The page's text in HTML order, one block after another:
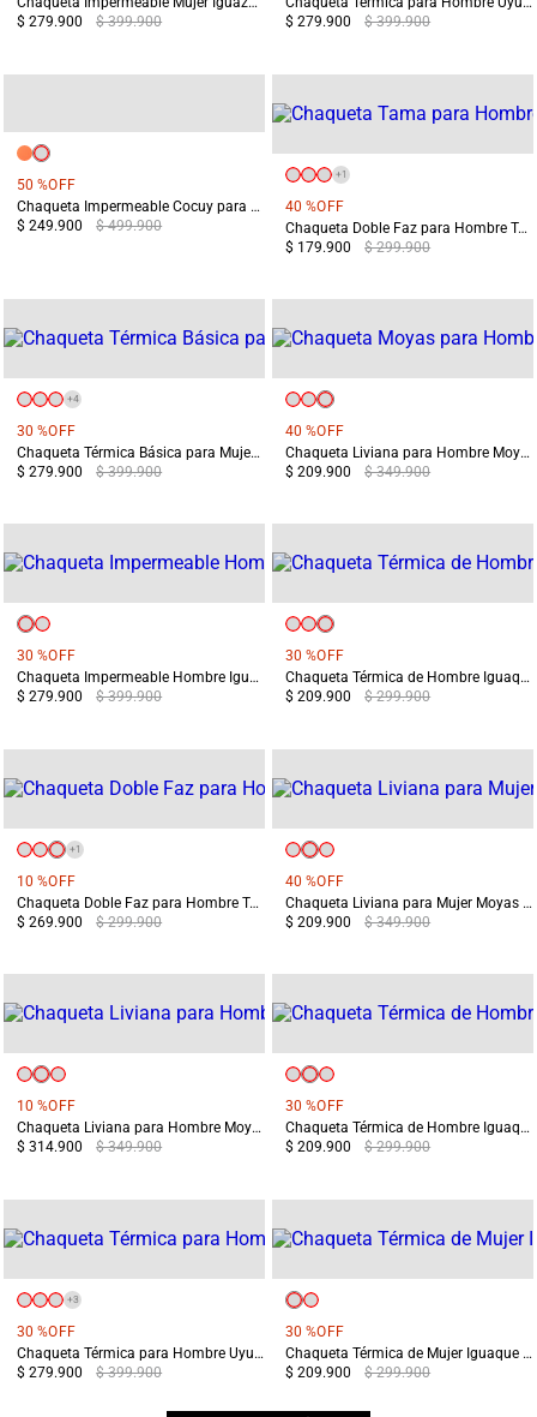
$ 279.900
$ 399.900
$ 279.900
$ 399.900
50 %OFF
Chaqueta Impermeable Cocuy para Mujer Azul
$ 249.900
$ 499.900
+1
40 %OFF
Chaqueta Doble Faz para Hombre Tama Azul/Negro
$ 179.900
$ 299.900
+4
30 %OFF
Chaqueta Térmica Básica para Mujer Chiloé Negra
$ 279.900
$ 399.900
40 %OFF
Chaqueta Liviana para Hombre Moyas Azul
$ 209.900
$ 349.900
30 %OFF
Chaqueta Impermeable Hombre Iguazú 2.0 Azul
$ 279.900
$ 399.900
30 %OFF
Chaqueta Térmica de Hombre Iguaque Azul
$ 209.900
$ 299.900
+1
10 %OFF
Chaqueta Doble Faz para Hombre Tama Verde/Azul
$ 269.900
$ 299.900
40 %OFF
Chaqueta Liviana para Mujer Moyas Negra
$ 209.900
$ 349.900
10 %OFF
Chaqueta Liviana para Hombre Moyas Verde
$ 314.900
$ 349.900
30 %OFF
Chaqueta Térmica de Hombre Iguaque Verde
$ 209.900
$ 299.900
+3
30 %OFF
Chaqueta Térmica para Hombre Uyuni Negra
$ 279.900
$ 399.900
30 %OFF
Chaqueta Térmica de Mujer Iguaque Negra
$ 209.900
$ 299.900